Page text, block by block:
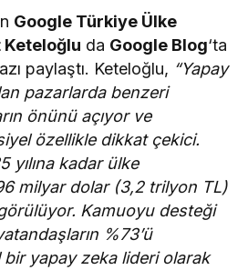
Google Türkiye Ülke
da Google Blog‘ta
paylaştı. Keteloğlu, “Yapay
pazarlarda benzeri
önünü açıyor ve
özellikle dikkat çekici.
yılına kadar ülke
milyar dolar (3,2 trilyon TL)
Kamuoyu desteği
%73’ü
bir yapay zeka lideri olarak